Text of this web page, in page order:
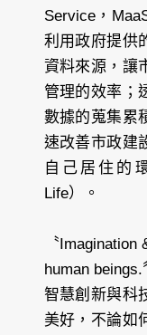
Service，
利用政府提供
資料來源，讓
管理的效率；
數據的蒐集累
速改善市政建
自己居住的
Life）。
〝
human beings.
智慧創新與科
美好，不論如